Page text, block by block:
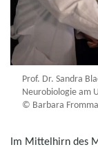
Prof. Dr. Sandra
Neurobiologie am
© Barbara
Im Mittelhirn des